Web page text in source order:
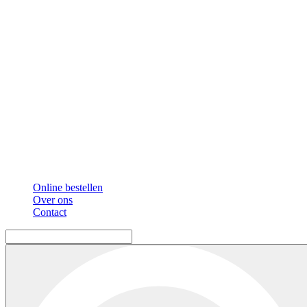
Online bestellen
Over ons
Contact